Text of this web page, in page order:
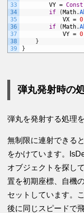
33
34
35
36
37
38
39
VY = Const
if
( Math.
VX = 0
if
( Math.
VY = 0
}
}
弾丸発射時の
弾丸を発射する処理
無制限に連射できる
をかけています。
オブジェクトを探し
置を初期座標、自機
セットしています。
後に同じスピードで